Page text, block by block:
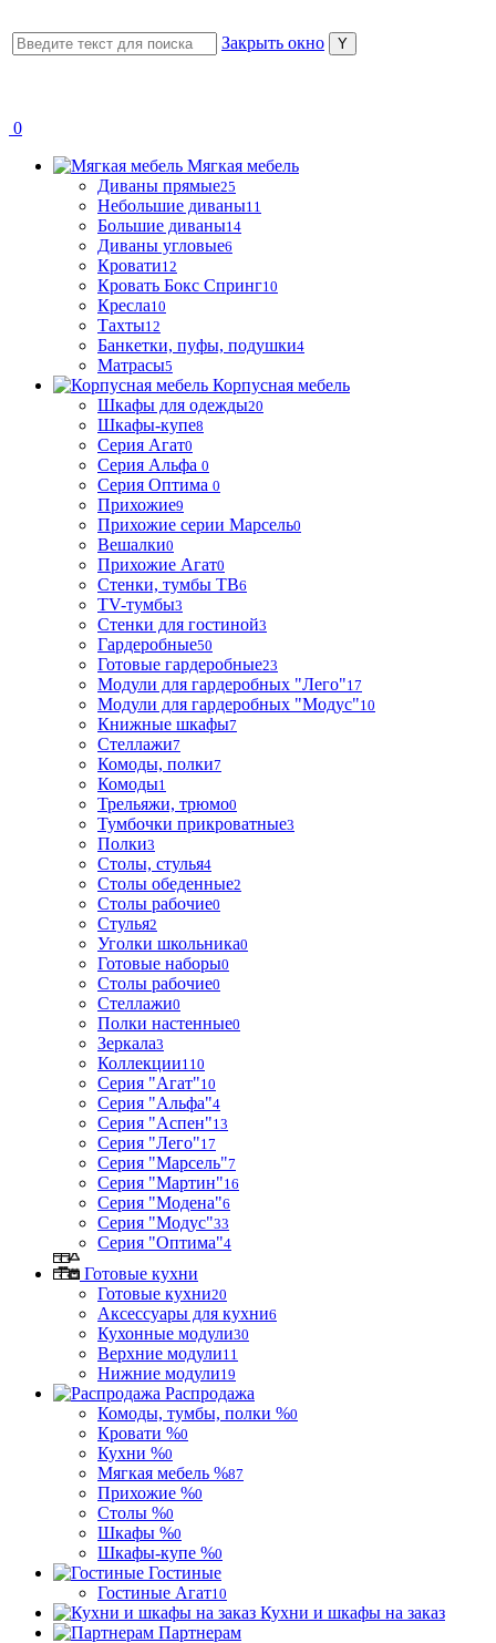
Закрыть окно
0
Мягкая мебель
Диваны прямые25
Небольшие диваны11
Большие диваны14
Диваны угловые6
Кровати12
Кровать Бокс Спринг10
Кресла10
Тахты12
Банкетки, пуфы, подушки4
Матрасы5
Корпусная мебель
Шкафы для одежды20
Шкафы-купе8
Серия Агат0
Серия Альфа 0
Серия Оптима 0
Прихожие9
Прихожие серии Марсель0
Вешалки0
Прихожие Агат0
Стенки, тумбы ТВ6
TV-тумбы3
Стенки для гостиной3
Гардеробные50
Готовые гардеробные23
Модули для гардеробных "Лего"17
Модули для гардеробных "Модус"10
Книжные шкафы7
Стеллажи7
Комоды, полки7
Комоды1
Трельяжи, трюмо0
Тумбочки прикроватные3
Полки3
Столы, стулья4
Столы обеденные2
Столы рабочие0
Стулья2
Уголки школьника0
Готовые наборы0
Столы рабочие0
Стеллажи0
Полки настенные0
Зеркала3
Коллекции110
Серия "Агат"10
Серия "Альфа"4
Серия "Аспен"13
Серия "Лего"17
Серия "Марсель"7
Серия "Мартин"16
Серия "Модена"6
Серия "Модус"33
Серия "Оптима"4
Готовые кухни
Готовые кухни20
Аксессуары для кухни6
Кухонные модули30
Верхние модули11
Нижние модули19
Распродажа
Комоды, тумбы, полки %0
Кровати %0
Кухни %0
Мягкая мебель %87
Прихожие %0
Столы %0
Шкафы %0
Шкафы-купе %0
Гостиные
Гостиные Агат10
Кухни и шкафы на заказ
Партнерам